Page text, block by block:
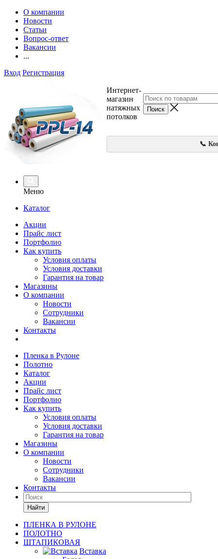
О компании
Новости
Статьи
Вопрос-ответ
Вакансии
...
Вход Регистрация
Интернет-
магазин
натяжных
потолков
📞
Меню
Каталог
Акции
Прайс лист
Портфолио
Как купить
Условия оплаты
Условия доставки
Гарантия на товар
Магазины
О компании
Новости
Сотрудники
Вакансии
Контакты
Пленка в Рулоне
Полотно
Каталог
Акции
Прайс лист
Портфолио
Как купить
Условия оплаты
Условия доставки
Гарантия на товар
Магазины
О компании
Новости
Сотрудники
Вакансии
Контакты
Найти
ПЛЕНКА В РУЛОНЕ
ПОЛОТНО
ШТАПИКОВАЯ
Вставка